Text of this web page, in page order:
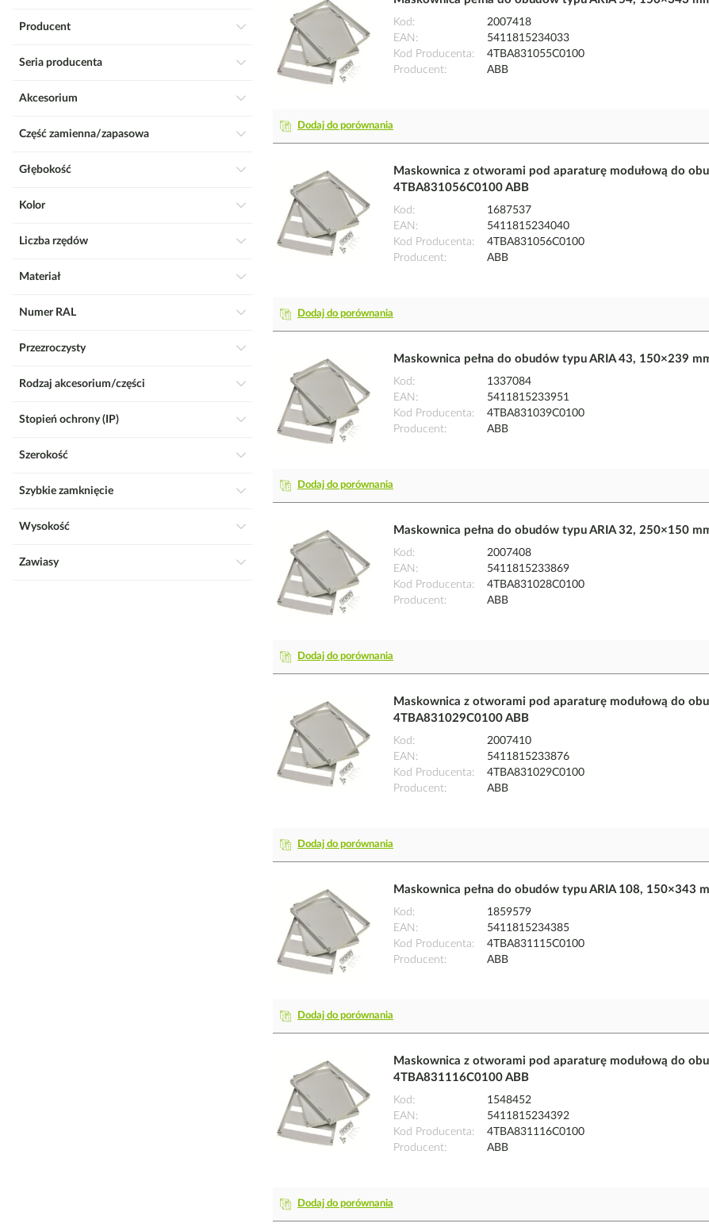
Kod
2007418
EAN
5411815234033
Kod Producenta
4TBA831055C0100
Producent
ABB
Dodaj do porównania
Maskownica z otworami pod aparaturę modułową do
4TBA831056C0100 ABB
Kod
1687537
EAN
5411815234040
Kod Producenta
4TBA831056C0100
Producent
ABB
Dodaj do porównania
Maskownica pełna do obudów typu ARIA 43, 150×239
Kod
1337084
EAN
5411815233951
Kod Producenta
4TBA831039C0100
Producent
ABB
Dodaj do porównania
Maskownica pełna do obudów typu ARIA 32, 250×150
Kod
2007408
EAN
5411815233869
Kod Producenta
4TBA831028C0100
Producent
ABB
Dodaj do porównania
Maskownica z otworami pod aparaturę modułową do
4TBA831029C0100 ABB
Kod
2007410
EAN
5411815233876
Kod Producenta
4TBA831029C0100
Producent
ABB
Dodaj do porównania
Maskownica pełna do obudów typu ARIA 108, 150×343
Kod
1859579
EAN
5411815234385
Kod Producenta
4TBA831115C0100
Producent
ABB
Dodaj do porównania
Maskownica z otworami pod aparaturę modułową do
4TBA831116C0100 ABB
Kod
1548452
EAN
5411815234392
Kod Producenta
4TBA831116C0100
Producent
ABB
Dodaj do porównania
Producent
Seria producenta
Akcesorium
Część zamienna/zapasowa
Głębokość
Kolor
Liczba rzędów
Materiał
Numer RAL
Przezroczysty
Rodzaj akcesorium/części
Stopień ochrony (IP)
Szerokość
Szybkie zamknięcie
Wysokość
Zawiasy